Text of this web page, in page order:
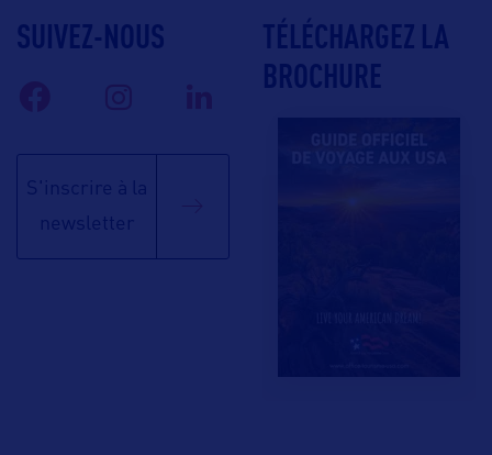
SUIVEZ-NOUS
S'inscrire à la
newsletter
TÉLÉCHARGEZ LA
BROCHURE